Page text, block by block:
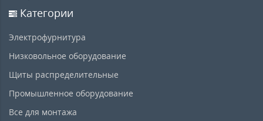
Категории
Электрофурнитура
Низковольное оборудование
Щиты распределительные
Промышленное оборудование
Все для монтажа